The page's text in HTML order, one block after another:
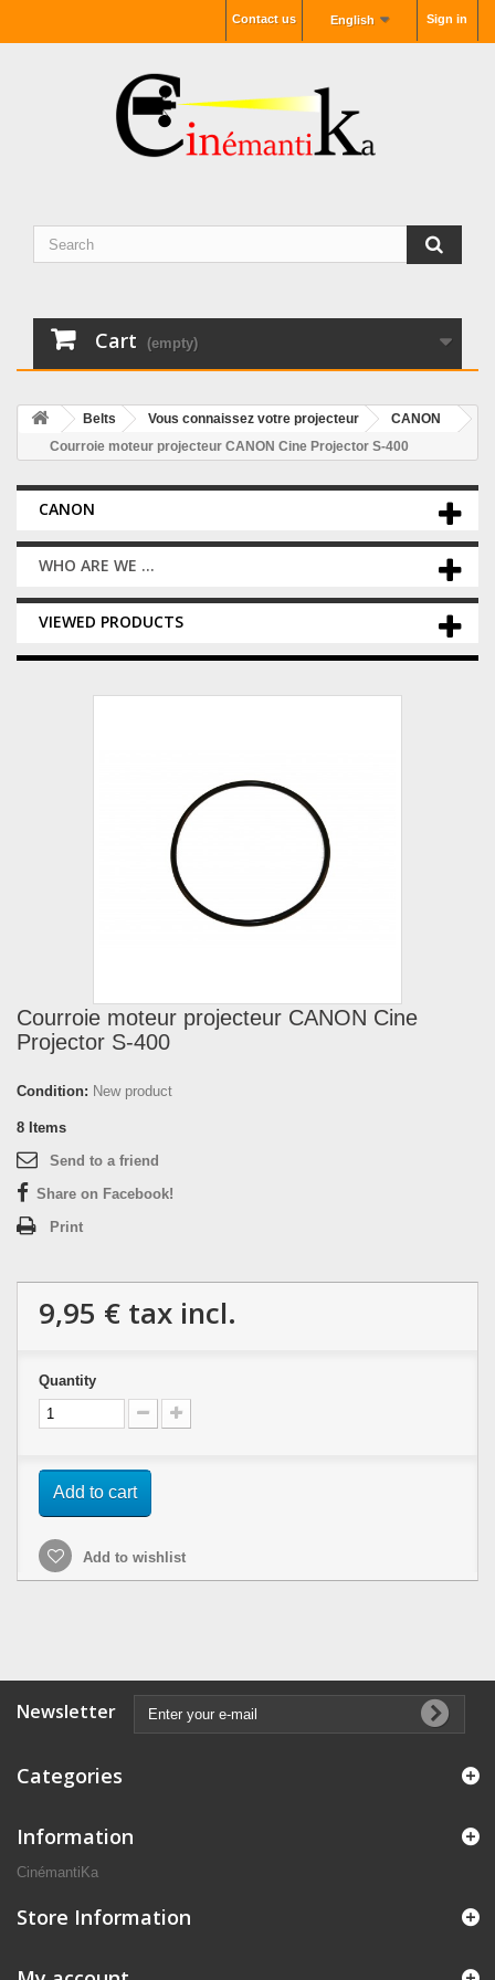
Sign in
English
Contact us
Cart (empty)
Belts Vous connaissez votre projecteur
CANON
Courroie moteur projecteur CANON Cine Projector S-400
CANON
WHO ARE WE ...
VIEWED PRODUCTS
Courroie moteur projecteur CANON Cine
Projector S-400
Condition: New product
8 Items
Send to a friend
Share on Facebook!
Print
9,95 € tax incl.
Quantity
Add to cart
Add to wishlist
Newsletter
Categories
Information
CinémantiKa
Store Information